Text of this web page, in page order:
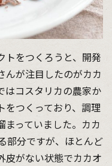
トをつくろうと、開発
んが注目したのがカカ
はコスタリカの農家か
をつくっており、調理
っていました。カカ
部分ですが、ほとんど
皮がない状態でカカオ